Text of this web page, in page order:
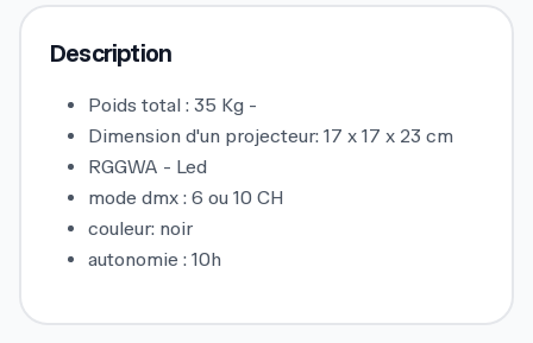
Description
Poids total : 35 Kg -
Dimension d'un projecteur: 17 x 17 x 23 cm
RGGWA - Led
mode dmx : 6 ou 10 CH
couleur: noir
autonomie : 10h